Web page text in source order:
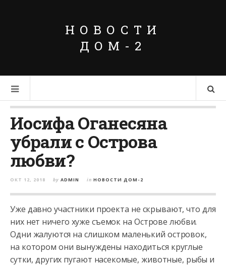
НОВОСТИ
ДОМ-2
Иосифа Оганесяна
убрали с Острова
любви?
ОКТ 12, 2018 by ADMIN in НОВОСТИ ДОМ-2
Уже давно участники проекта не скрывают, что для
них нет ничего хуже съемок на Острове любви.
Одни жалуются на слишком маленький островок,
на котором они вынуждены находиться круглые
сутки, других пугают насекомые, животные, рыбы и